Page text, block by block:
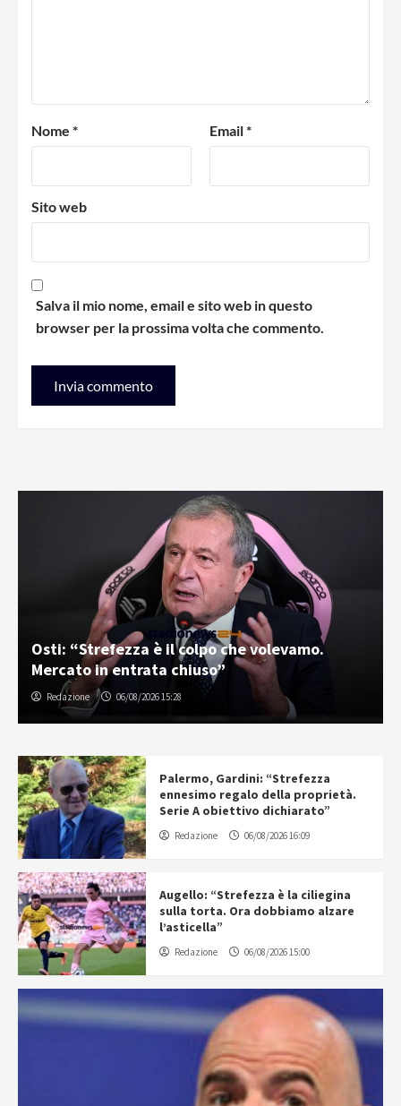
Nome * Email*
Sito web
Salva il mio nome, email e sito web in questo
browser per la prossima volta che commento.
Osti: “Strefezza è il colpo che volevamo.
Mercato in entrata chiuso”
Redazione 06/08/2026 15:28
Palermo, Gardini: “Strefezza
ennesimo regalo della proprietà.
Serie A obiettivo dichiarato”
Redazione 06/08/2026 16:09
Augello: “Strefezza è la ciliegina
sulla torta. Ora dobbiamo alzare
l’asticella”
Redazione 06/08/2026 15:00